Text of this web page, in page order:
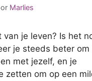
Marlies
van je leven? Is het
je steeds beter om
met jezelf, en je
zetten om op een